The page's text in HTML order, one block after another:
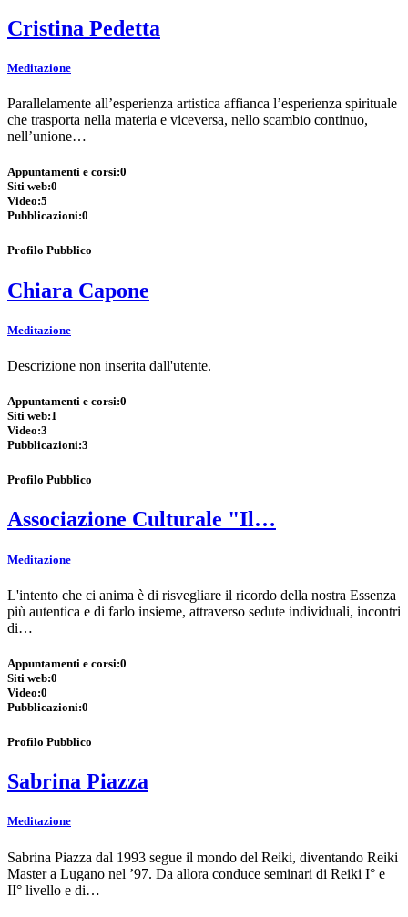
Cristina Pedetta
Meditazione
Parallelamente all’esperienza artistica affianca l’esperienza spirituale
che trasporta nella materia e viceversa, nello scambio continuo,
nell’unione…
Appuntamenti e corsi:0
Siti web:0
Video:5
Pubblicazioni:0
Profilo Pubblico
Chiara Capone
Meditazione
Descrizione non inserita dall'utente.
Appuntamenti e corsi:0
Siti web:1
Video:3
Pubblicazioni:3
Profilo Pubblico
Associazione Culturale "Il…
Meditazione
L'intento che ci anima è di risvegliare il ricordo della nostra Essenza
più autentica e di farlo insieme, attraverso sedute individuali, incontri
di…
Appuntamenti e corsi:0
Siti web:0
Video:0
Pubblicazioni:0
Profilo Pubblico
Sabrina Piazza
Meditazione
Sabrina Piazza dal 1993 segue il mondo del Reiki, diventando Reiki
Master a Lugano nel ’97. Da allora conduce seminari di Reiki I° e
II° livello e di…